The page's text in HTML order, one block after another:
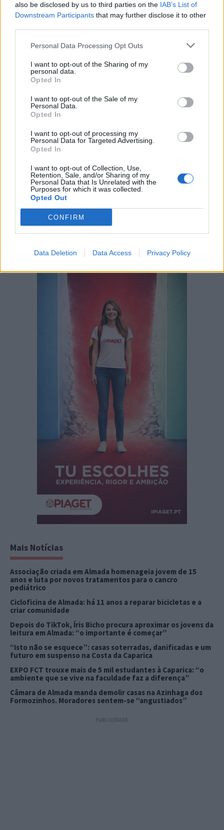
also be disclosed by us to third parties on the IAB’s List of
Downstream Participants that may further disclose it to other
Personal Data Processing Opt Outs
I want to opt-out of the Sharing of my
personal data.
Opted In
I want to opt-out of the Sale of my
Personal Data.
Opted In
I want to opt-out of processing my
Personal Data for Targeted Advertising.
Opted In
I want to opt-out of Collection, Use,
Retention, Sale, and/or Sharing of my
Personal Data that Is Unrelated with the
Purposes for which it was collected.
Opted Out
CONFIRM
Data Deletion Data Access Privacy Policy
Últimas
Trocas a 8 de agosto
Atleta almadense João Sequeira torna-
7 de Agosto de 2026
indigna moradores: “Não percebemos
qual o critério”
6 de Agosto de 2026
Mais Notícias
Associação criada em Almada homenageia jovem de 15
anos e luta por novos tratamentos para o cancro
pediátrico
Cicloficina de Almada: há 11 anos a reparar bicicletas e a
criar comunidade
Depois do TikTok, Íris Bicho procura aproximar os jovens da
leitura em Almada: “o importante é começar”
“Isto não se esquece”: casas soterradas, danificadas e um
futuro em suspenso na Costa da Caparica
EXPO FCT trouxe mais de 5 mil estudantes à Caparica: “o
ambiente que se vive na faculdade faz a diferença”
Câmara de Almada manda demolir casas na Azinhaga dos
Formozinhos. Moradores sentem-se “angustiados”
PUBLICIDADE